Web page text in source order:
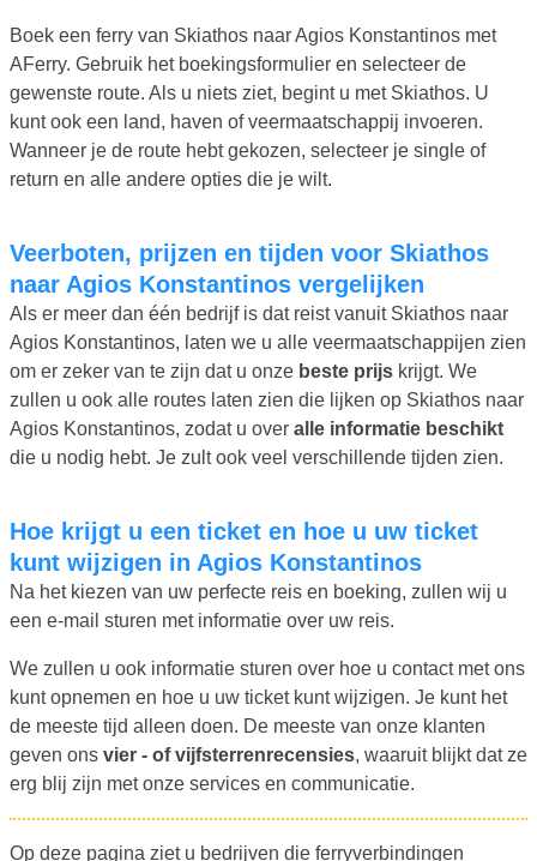
Boek een ferry van Skiathos naar Agios Konstantinos met
AFerry. Gebruik het boekingsformulier en selecteer de
gewenste route. Als u niets ziet, begint u met Skiathos. U
kunt ook een land, haven of veermaatschappij invoeren.
Wanneer je de route hebt gekozen, selecteer je single of
return en alle andere opties die je wilt.
Veerboten, prijzen en tijden voor Skiathos
naar Agios Konstantinos vergelijken
Als er meer dan één bedrijf is dat reist vanuit Skiathos naar
Agios Konstantinos, laten we u alle veermaatschappijen zien
om er zeker van te zijn dat u onze beste prijs krijgt. We
zullen u ook alle routes laten zien die lijken op Skiathos naar
Agios Konstantinos, zodat u over alle informatie beschikt
die u nodig hebt. Je zult ook veel verschillende tijden zien.
Hoe krijgt u een ticket en hoe u uw ticket
kunt wijzigen in Agios Konstantinos
Na het kiezen van uw perfecte reis en boeking, zullen wij u
een e-mail sturen met informatie over uw reis.
We zullen u ook informatie sturen over hoe u contact met ons
kunt opnemen en hoe u uw ticket kunt wijzigen. Je kunt het
de meeste tijd alleen doen. De meeste van onze klanten
geven ons vier - of vijfsterrenrecensies, waaruit blijkt dat ze
erg blij zijn met onze services en communicatie.
Op deze pagina ziet u bedrijven die ferryverbindingen